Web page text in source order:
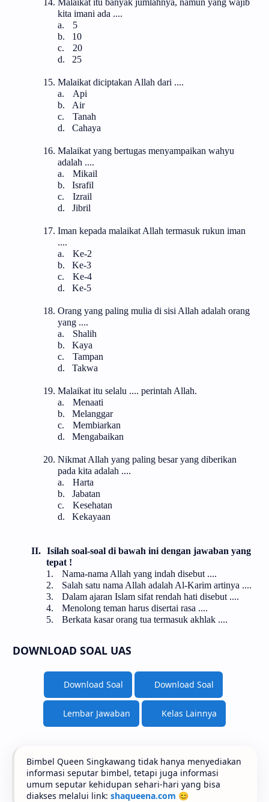
kita imani ada ....
a.
5
b.
10
c.
20
d.
25
15. Malaikat diciptakan Allah dari ....
a.
Api
b.
Air
c.
Tanah
d.
Cahaya
16. Malaikat yang bertugas menyampaikan wahyu
adalah ....
a.
Mikail
b.
Israfil
c.
Izrail
d.
Jibril
17. Iman kepada malaikat Allah termasuk rukun iman
....
a.
Ke-2
b.
Ke-3
c.
Ke-4
d.
Ke-5
18. Orang yang paling mulia di sisi Allah adalah orang
yang ....
a.
Shalih
b.
Kaya
c.
Tampan
d.
Takwa
19. Malaikat itu selalu .... perintah Allah.
a.
Menaati
b.
Melanggar
c.
Membiarkan
d.
Mengabaikan
20. Nikmat Allah yang paling besar yang diberikan
pada kita adalah ....
a.
Harta
b.
Jabatan
c.
Kesehatan
d.
Kekayaan
II.
Isilah soal-soal di bawah ini dengan jawaban yang
tepat !
1.
Nama-nama Allah yang indah disebut ....
2.
Salah satu nama Allah adalah Al-Karim artinya ....
3.
Dalam ajaran Islam sifat rendah hati disebut ....
4.
Menolong teman harus disertai rasa ....
5.
Berkata kasar orang tua termasuk akhlak ....
DOWNLOAD SOAL UAS
Download Soal Download Soal
Lembar Jawaban Kelas Lainnya
Bimbel Queen Singkawang tidak hanya menyediakan
informasi seputar bimbel, tetapi juga informasi
umum seputar kehidupan sehari-hari yang bisa
diakses melalui link: shaqueena.com 😊